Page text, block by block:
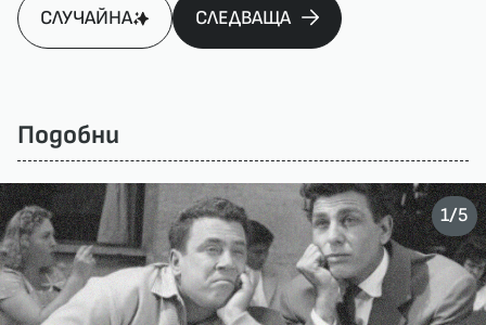
СЛУЧАЙНА СЛЕДВАЩА
Подобни
1/5